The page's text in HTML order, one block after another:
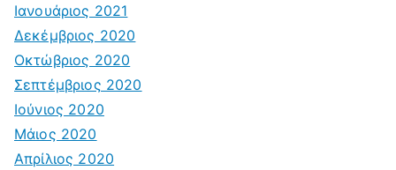
Ιανουάριος 2021
Δεκέμβριος 2020
Οκτώβριος 2020
Σεπτέμβριος 2020
Ιούνιος 2020
Μάιος 2020
Απρίλιος 2020